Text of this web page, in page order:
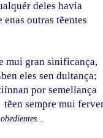
deles havía
enas outras tẽentes
mui gran sinificança,
eles sen dultança;
por semellança
tẽen sempre mui